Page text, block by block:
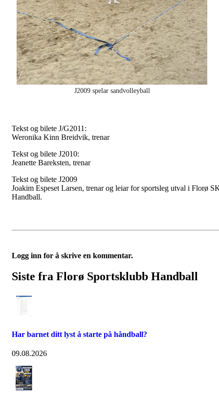
J2009 spelar sandvolleyball
Tekst og bilete J/G2011:
Weronika Kinn Breidvik, trenar
Tekst og bilete J2010:
Jeanette Bareksten, trenar
Tekst og bilete J2009
Joakim Espeset Larsen, trenar og leiar for sportsleg utval i Florø
Handball.
Logg inn for å skrive en kommentar.
Siste fra Florø Sportsklubb Handball
Har barnet ditt lyst å starte på håndball?
09.08.2026